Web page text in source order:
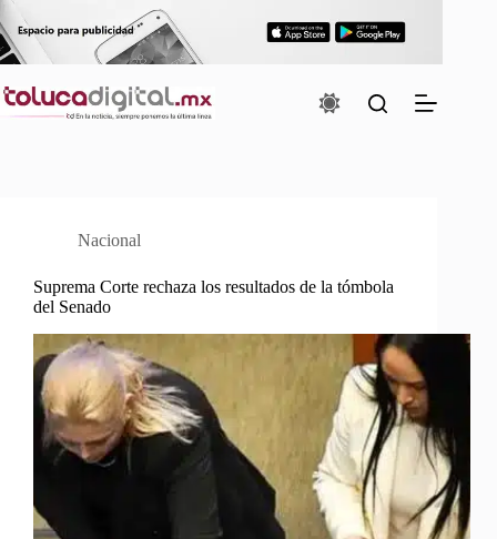
Saltar
al
contenido
Nacional
Suprema Corte rechaza los resultados de la tómbola
del Senado